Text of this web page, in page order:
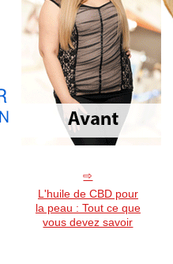
L'huile de CBD pour
la peau : Tout ce que
vous devez savoir